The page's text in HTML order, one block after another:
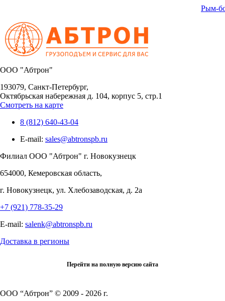
Рым-
OOO "Абтрон"
193079, Санкт-Петербург,
Октябрьская набережная д. 104, корпус 5, стр.1
Смотреть на карте
8 (812) 640-43-04
E-mail: sales@abtronspb.ru
Филиал OOO "Абтрон" г. Новокузнецк
654000, Кемеровская область,
г. Новокузнецк, ул. Хлебозаводская, д. 2а
+7 (921) 778-35-29
E-mail: salenk@abtronspb.ru
Доставка в регионы
Перейти на полную версию сайта
ООО “Абтрон” © 2009 - 2026 г.